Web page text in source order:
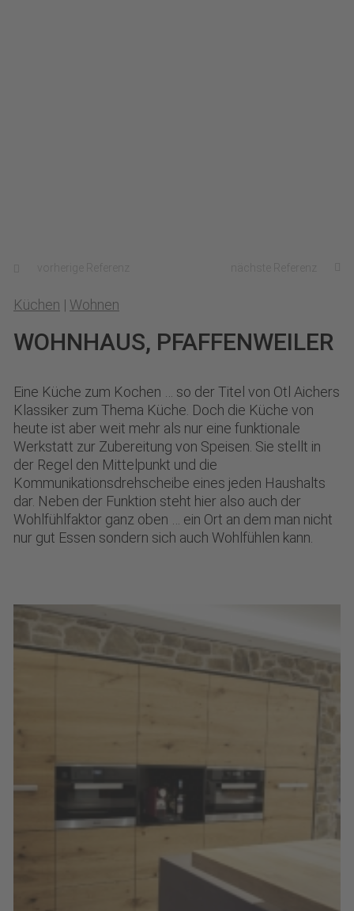
Küchen | Wohnen
WOHNHAUS, PFAFFENWEILER
Eine Küche zum Kochen … so der Titel von Otl Aichers
Klassiker zum Thema Küche. Doch die Küche von
heute ist aber weit mehr als nur eine funktionale
Werkstatt zur Zubereitung von Speisen. Sie stellt in
der Regel den Mittelpunkt und die
Kommunikationsdrehscheibe eines jeden Haushalts
dar. Neben der Funktion steht hier also auch der
Wohlfühlfaktor ganz oben … ein Ort an dem man nicht
nur gut Essen sondern sich auch Wohlfühlen kann.